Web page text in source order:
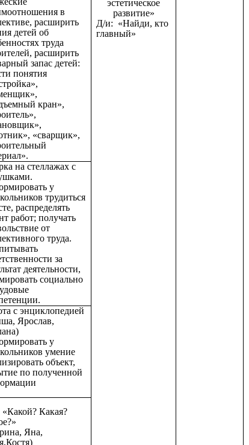
эстетическое
развитие»
Д/и: «Найди, кто
главный»
в
расширить
детей об
труда
расширить
запас детей:
понятия
кран»,
«сварщик»,
на стеллажах с
у
трудиться
распределять
работ; получать
от
труда.
за
деятельности,
социально
с энциклопедией
Ярослав,
у
умение
объект,
по полученной
Какая?
Яна,